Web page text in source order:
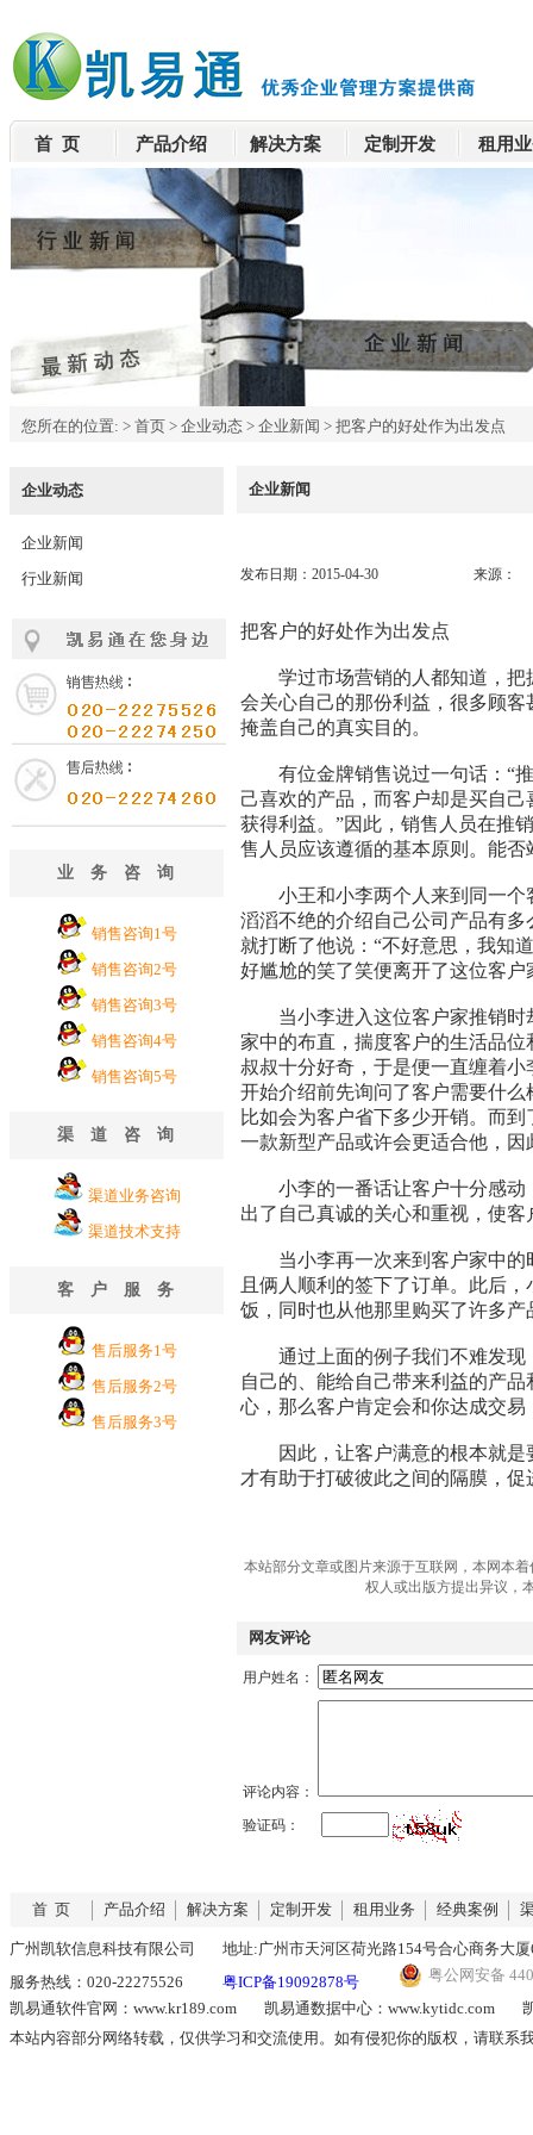
首 页 产品介绍 解决方案 定制开发 租用
您所在的位置: > 首页 > 企业动态 > 企业新闻 > 把客户的好处作为出发点
企业动态
企业新闻
行业新闻
业务咨询
销售咨询1号
销售咨询2号
销售咨询3号
销售咨询4号
销售咨询5号
渠道咨询
渠道业务咨询
渠道技术支持
客户服务
售后服务1号
售后服务2号
售后服务3号
企业新闻
发布日期：2015-04-30 来源：
把客户的好处作为出发点
学过市场营销的人都知道，把
会关心自己的那份利益，很多顾
掩盖自己的真实目的。
有位金牌销售说过一句话：“推
己喜欢的产品，而客户却是买自
获得利益。”因此，销售人员在推
售人员应该遵循的基本原则。能
小王和小李两个人来到同一个
滔滔不绝的介绍自己公司产品有
就打断了他说：“不好意思，我知
好尴尬的笑了笑便离开了这位客户
当小李进入这位客户家推销时
家中的布直，揣度客户的生活品
叔叔十分好奇，于是便一直缠着
开始介绍前先询问了客户需要什
比如会为客户省下多少开销。而
一款新型产品或许会更适合他，
小李的一番话让客户十分感动
出了自己真诚的关心和重视，使
当小李再一次来到客户家中的
且俩人顺利的签下了订单。此后
饭，同时也从他那里购买了许多产
通过上面的例子我们不难发现
自己的、能给自己带来利益的产
心，那么客户肯定会和你达成交
因此，让客户满意的根本就是
才有助于打破彼此之间的隔膜，促
本站部分文章或图片来源于互联网，本网本
权人或出版方提出异议，
网友评论
用户姓名：
评论内容：
验证码：
首 页 产品介绍 解决方案 定制开发 租用业务 经典案例
广州凯软信息科技有限公司
地址:广州市天河区荷光路154号合心商务大厦
服务热线：020-22275526
粤ICP备19092878号
粤公网安备
凯易通软件官网：www.kr189.com
凯易通数据中心：www.kytidc.com
本站内容部分网络转载，仅供学习和交流使用。如有侵犯你的版权，请联系